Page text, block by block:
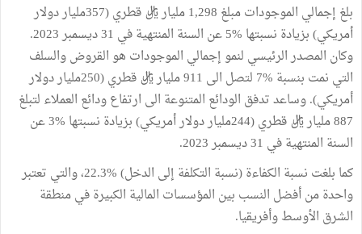
بلغ إجمالي الموجودات مبلغ 1,298 مليار ريال قطري (357مليار دولار
أمريكي) بزيادة نسبتها %5 عن السنة المنتهية في 31 ديسمبر 2023.
وكان المصدر الرئيسي لنمو إجمالي الموجودات هو القروض والسلف
التي نمت بنسبة %7 لتصل الى 911 مليار ريال قطري (250مليار دولار
أمريكي). وساعد تدفق الودائع المتنوعة الى ارتفاع ودائع العملاء لتبلغ
887 مليار ريال قطري (244مليار دولار أمريكي) بزيادة نسبتها %3 عن
السنة المنتهية في 31 ديسمبر 2023.
كما بلغت نسبة الكفاءة (نسبة التكلفة إلى الدخل) %22.3، والتي تعتبر
واحدة من أفضل النسب بين المؤسسات المالية الكبيرة في منطقة
الشرق الأوسط وأفريقيا.